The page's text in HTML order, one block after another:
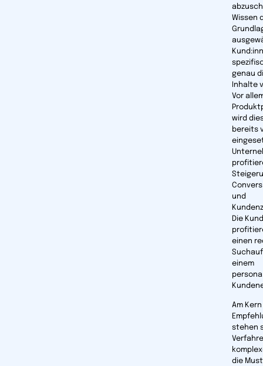
Wissen
genau
Inhalte
Vor
wird
bereits
und
Die
einen
einem
Am
stehen
die